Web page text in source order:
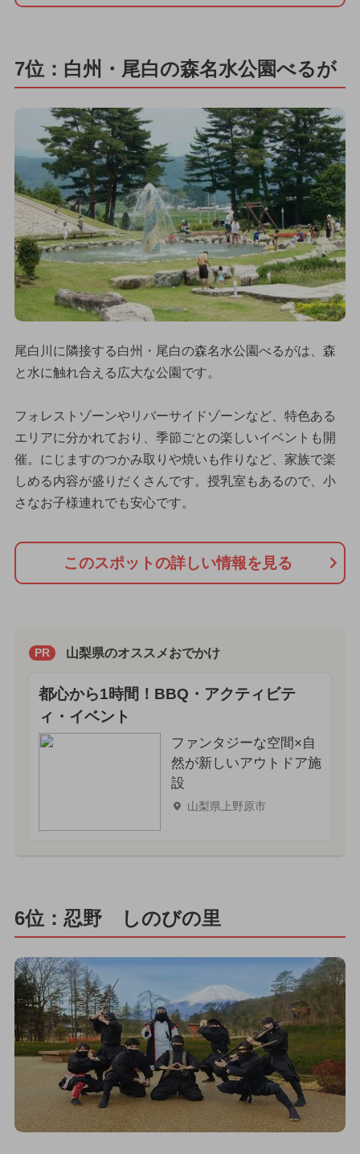
7位：白州・尾白の森名水公園べるが
尾白川に隣接する白州・尾白の森名水公園べるがは、森
と水に触れ合える広大な公園です。
フォレストゾーンやリバーサイドゾーンなど、特色ある
エリアに分かれており、季節ごとの楽しいイベントも開
催。にじますのつかみ取りや焼いも作りなど、家族で楽
しめる内容が盛りだくさんです。授乳室もあるので、小
さなお子様連れでも安心です。
このスポットの詳しい情報を見る
PR 山梨県のオススメおでかけ
都心から1時間！BBQ・アクティビテ
ィ・イベント
ファンタジーな空間×自
然が新しいアウトドア施
設
山梨県上野原市
6位：忍野 しのびの里